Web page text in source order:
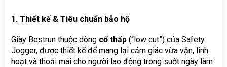
1. Thiết kế & Tiêu chuẩn bảo hộ
Giày Bestrun thuộc dòng cổ thấp (“low cut”) của Safety
Jogger, được thiết kế để mang lại cảm giác vừa vặn, linh
hoạt và thoải mái cho người lao động trong suốt ngày làm